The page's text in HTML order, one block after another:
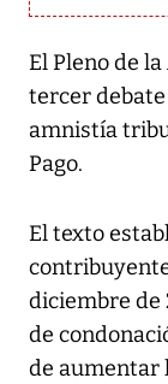
El Pleno de
tercer
amnistía
Pago.
El texto
diciembre de
de
de aumentar